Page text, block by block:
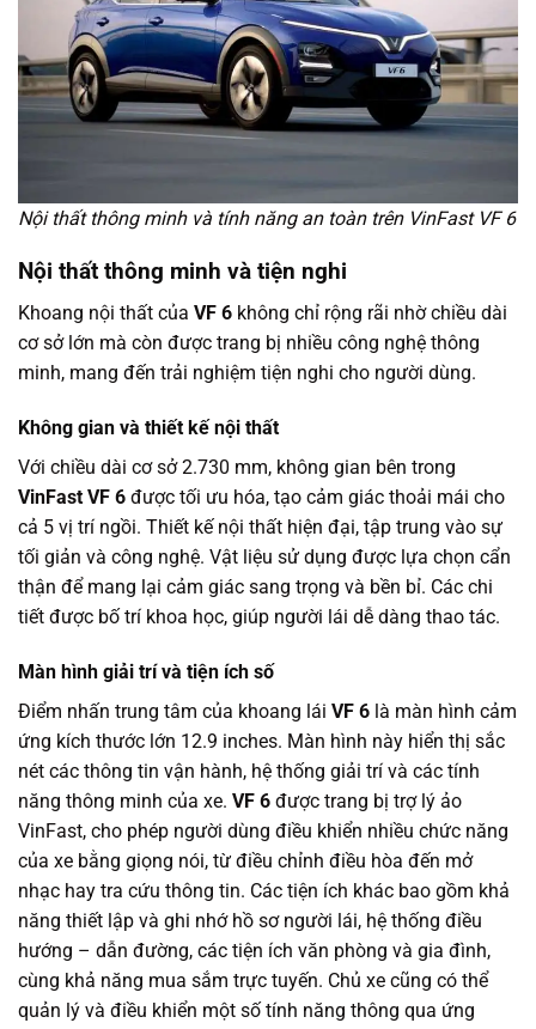
Nội thất thông minh và tính năng an toàn trên VinFast VF 6
Nội thất thông minh và tiện nghi
Khoang nội thất của VF 6 không chỉ rộng rãi nhờ chiều dài
cơ sở lớn mà còn được trang bị nhiều công nghệ thông
minh, mang đến trải nghiệm tiện nghi cho người dùng.
Không gian và thiết kế nội thất
Với chiều dài cơ sở 2.730 mm, không gian bên trong
VinFast VF 6 được tối ưu hóa, tạo cảm giác thoải mái cho
cả 5 vị trí ngồi. Thiết kế nội thất hiện đại, tập trung vào sự
tối giản và công nghệ. Vật liệu sử dụng được lựa chọn cẩn
thận để mang lại cảm giác sang trọng và bền bỉ. Các chi
tiết được bố trí khoa học, giúp người lái dễ dàng thao tác.
Màn hình giải trí và tiện ích số
Điểm nhấn trung tâm của khoang lái VF 6 là màn hình cảm
ứng kích thước lớn 12.9 inches. Màn hình này hiển thị sắc
nét các thông tin vận hành, hệ thống giải trí và các tính
năng thông minh của xe. VF 6 được trang bị trợ lý ảo
VinFast, cho phép người dùng điều khiển nhiều chức năng
của xe bằng giọng nói, từ điều chỉnh điều hòa đến mở
nhạc hay tra cứu thông tin. Các tiện ích khác bao gồm khả
năng thiết lập và ghi nhớ hồ sơ người lái, hệ thống điều
hướng – dẫn đường, các tiện ích văn phòng và gia đình,
cùng khả năng mua sắm trực tuyến. Chủ xe cũng có thể
quản lý và điều khiển một số tính năng thông qua ứng